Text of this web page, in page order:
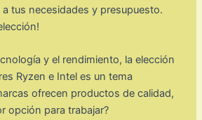
tus necesidades y presupuesto.
y el rendimiento, la elección
Ryzen e Intel es un tema
ofrecen productos de calidad,
opción para trabajar?